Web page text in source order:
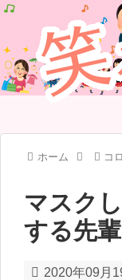
ホーム コ
マスク
する先輩
2020年09月